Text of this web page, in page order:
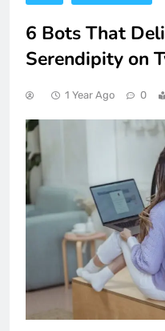
6 Bots That
Serendipity on
1 Year Ago 0